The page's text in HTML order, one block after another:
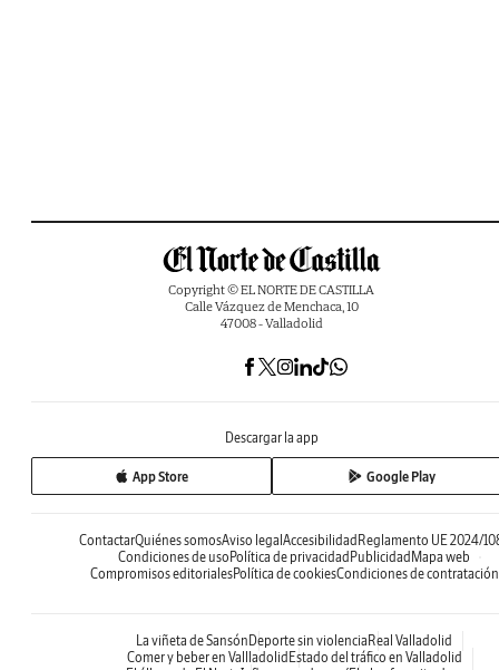
Copyright © EL NORTE DE CASTILLA
Calle Vázquez de Menchaca, 10
47008 - Valladolid
Descargar la app
App Store Google Play
ContactarQuiénes somosAviso legal Accesibilidad Reglamento UE 2024/
Condiciones de uso Política de privacidad Publicidad Mapa web
Compromisos editorialesPolítica de cookiesCondiciones de contratación
La viñeta de Sansón Deporte sin violencia Real Valladolid
Comer y beber en Vallladolid Estado del tráfico en Valladolid